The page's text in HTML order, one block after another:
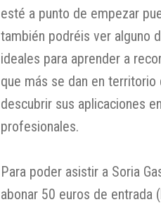
esté a punto de empezar
también podréis ver alguno
ideales para aprender a
que más se dan en
descubrir sus aplicaciones
profesionales.
Para poder asistir a Soria
abonar 50 euros de entrada